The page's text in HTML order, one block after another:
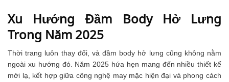
Xu Hướng Đầm Body Hở Lưng
Trong Năm 2025
Thời trang luôn thay đổi, và đầm body hở lưng cũng không nằm
ngoài xu hướng đó. Năm 2025 hứa hẹn mang đến nhiều thiết kế
mới lạ, kết hợp giữa công nghệ may mặc hiện đại và phong cách